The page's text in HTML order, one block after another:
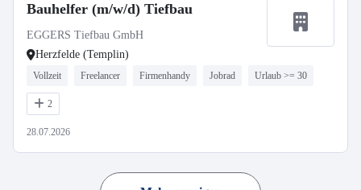
Bauhelfer (m/w/d) Tiefbau
EGGERS Tiefbau GmbH
Herzfelde (Templin)
Vollzeit Freelancer Firmenhandy Jobrad Urlaub >= 30
2
28.07.2026